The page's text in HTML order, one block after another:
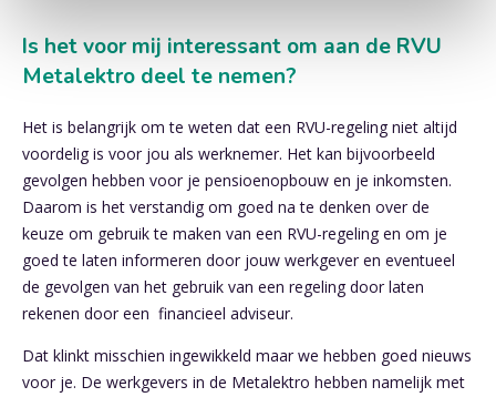
Is het voor mij interessant om aan de RVU
Metalektro deel te nemen?
Het is belangrijk om te weten dat een RVU-regeling niet altijd
voordelig is voor jou als werknemer. Het kan bijvoorbeeld
gevolgen hebben voor je pensioenopbouw en je inkomsten.
Daarom is het verstandig om goed na te denken over de
keuze om gebruik te maken van een RVU-regeling en om je
goed te laten informeren door jouw werkgever en eventueel
de gevolgen van het gebruik van een regeling door laten
rekenen door een financieel adviseur.
Dat klinkt misschien ingewikkeld maar we hebben goed nieuws
voor je. De werkgevers in de Metalektro hebben namelijk met